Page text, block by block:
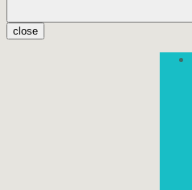
close